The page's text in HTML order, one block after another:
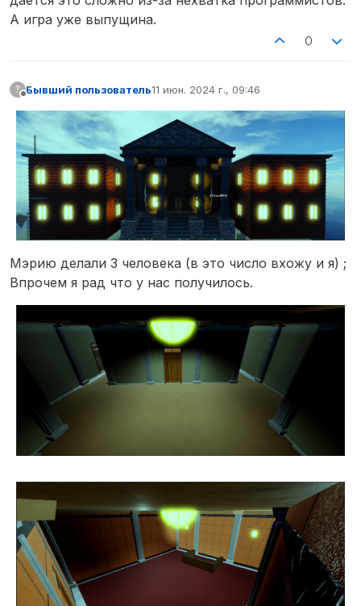
А игра уже выпущина.
0
? Бывший пользователь11 июн. 2024 г., 09:46
отредактировано
Мэрию делали 3 человека (в это число вхожу и я) ;
Впрочем я рад что у нас получилось.